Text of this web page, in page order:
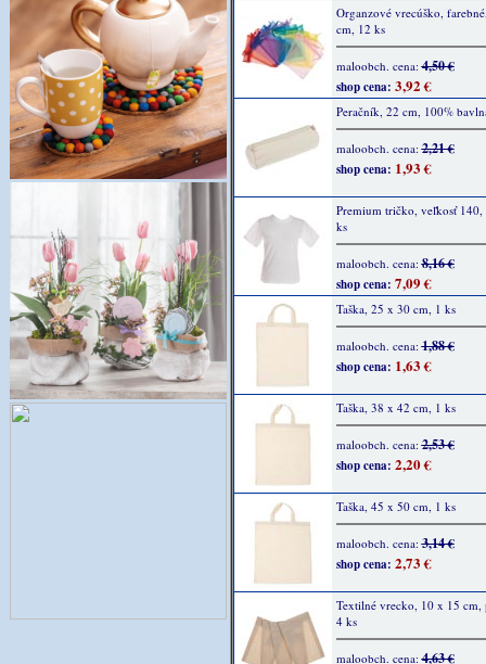
Organzové vrecúško,
cm, 12 ks
maloobch. cena:4,50 €
shop cena: 3,92 €
Peračník, 22 cm, 100%
maloobch. cena:2,21 €
shop cena: 1,93 €
Premium tričko, veľkosť 140,
ks
maloobch. cena:8,16 €
shop cena: 7,09 €
Taška, 25 x 30 cm, 1 ks
maloobch. cena:1,88 €
shop cena: 1,63 €
Taška, 38 x 42 cm, 1 ks
maloobch. cena:2,53 €
shop cena: 2,20 €
Taška, 45 x 50 cm, 1 ks
maloobch. cena:3,14 €
shop cena: 2,73 €
Textilné vrecko, 10 x 15 cm,
4 ks
maloobch. cena:4,63 €